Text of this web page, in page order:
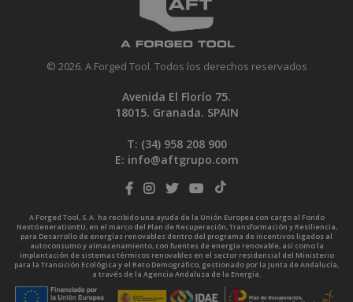
© 2026. A Forged Tool. Todos los derechos reservados
Avenida El Florío 75.
18015. Granada. SPAIN
T: (34) 958 208 900
E: info@aftgrupo.com
A Forged Tool, S.A. ha recibido una ayuda de la Unión Europea con cargo al Fondo
NextGenerationEU, en el marco del Plan de Recuperación, Transformación y Resiliencia,
para Desarrollo de energías renovables dentro del programa de incentivos ligados al
autoconsumo y almacenamiento, con fuentes de energía renovable, así como la
implantación de sistemas térmicos renovables en el sector residencial del Ministerio
para la Transición Ecológica y el Reto Demográfico, gestionado por la Junta de Andalucía,
a través de la Agencia Andaluza de la Energía.